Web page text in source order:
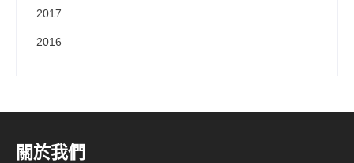
2017
2016
關於我們